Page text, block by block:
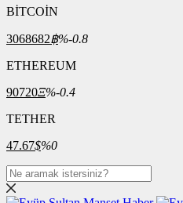
BİTCOİN
3068682฿%-0.8
ETHEREUM
90720Ξ%-0.4
TETHER
47.67$%0